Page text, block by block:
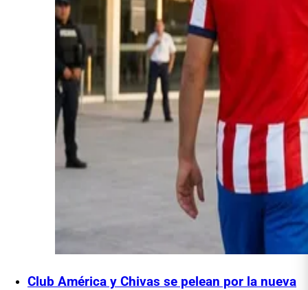
Club América y Chivas se pelean por la nueva